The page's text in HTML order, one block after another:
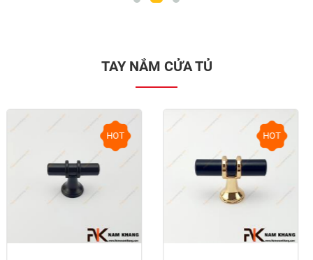
TAY NẮM CỬA TỦ
HOT HOT